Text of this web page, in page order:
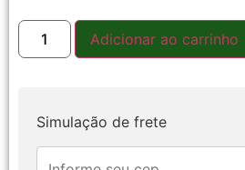
Adicionar ao carrinho
Simulação de frete